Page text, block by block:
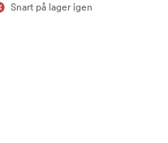
Snart på lager igen